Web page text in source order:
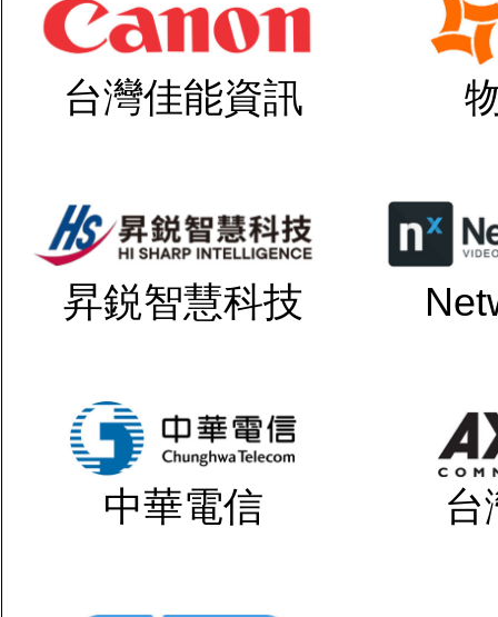
台灣佳能資訊
昇鋭智慧科技
中華電信 台